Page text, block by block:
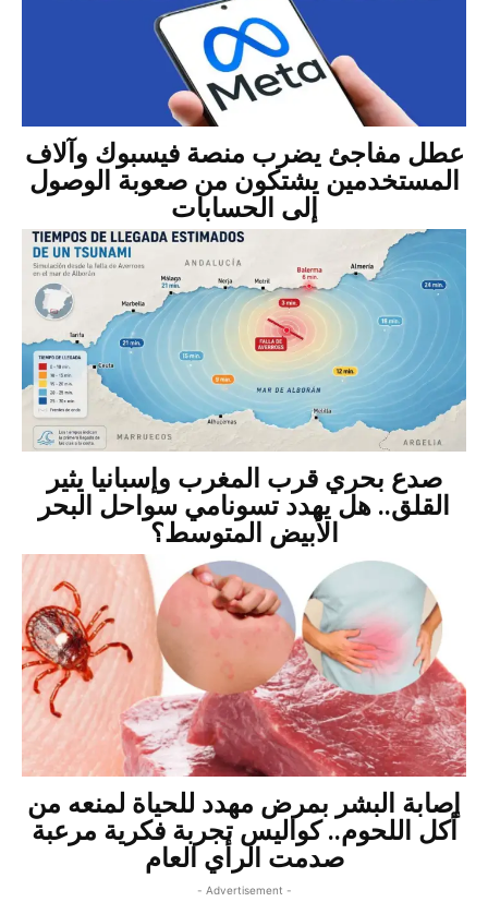
عطل مفاجئ يضرب منصة فيسبوك وآلاف
المستخدمين يشتكون من صعوبة الوصول
إلى الحسابات
صدع بحري قرب المغرب وإسبانيا يثير
القلق.. هل يهدد تسونامي سواحل البحر
الأبيض المتوسط؟
إصابة البشر بمرض مهدد للحياة لمنعه من
أكل اللحوم.. كواليس تجربة فكرية مرعبة
صدمت الرأي العام
- Advertisement -